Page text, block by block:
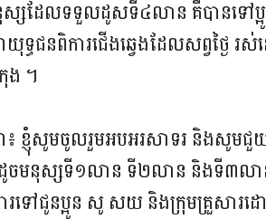
សដែលទទួលដូសទី៤លាន គឺបានទៅប្
ទ្ធជនពិការជើងឆ្វេងដែលសព្វថ្ង
ង ។
ា៖ ខ្ញុំសូមចូលរួមអបអរសាទរ និងសូមជួ
តដូចមនុស្សទី១លាន ទី២លាន និងទី៣ល
ារទៅជូនប្អូន សូ សយ និងក្រុមគ្រួសារដោ